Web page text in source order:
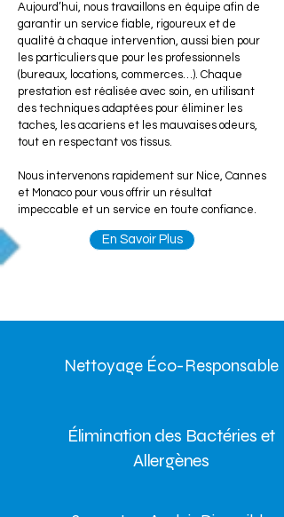
Aujourd’hui, nous travaillons en équipe afin de
garantir un service fiable, rigoureux et de
qualité à chaque intervention, aussi bien pour
les particuliers que pour les professionnels
(bureaux, locations, commerces…). Chaque
prestation est réalisée avec soin, en utilisant
des techniques adaptées pour éliminer les
taches, les acariens et les mauvaises odeurs,
tout en respectant vos tissus.
Nous intervenons rapidement sur Nice, Cannes
et Monaco pour vous offrir un résultat
impeccable et un service en toute confiance.
En Savoir Plus
Nettoyage Éco-Responsable
Élimination des Bactéries et
Allergènes